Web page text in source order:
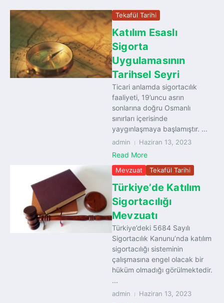
Tekafül Tarihi
Katılım Esaslı
Sigorta
Uygulamasının
Tarihsel Seyri
Ticari anlamda sigortacılık
faaliyeti, 19’uncu asrın
sonlarına doğru Osmanlı
sınırları içerisinde
yaygınlaşmaya başlamıştır. ...
admin Haziran 13, 2023
Read More
Mevzuat Tekafül Tarihi
Türkiye’de Katılım
Sigortacılığı
Mevzuatı
Türkiye’deki 5684 Sayılı
Sigortacılık Kanunu’nda katılım
sigortacılığı sisteminin
çalışmasına engel olacak bir
hüküm olmadığı görülmektedir.
...
admin Haziran 13, 2023